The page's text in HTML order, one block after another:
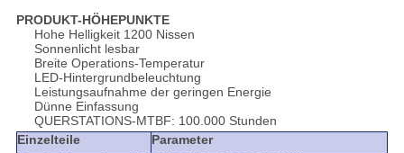
PRODUKT-HÖHEPUNKTE
Hohe Helligkeit 1200 Nissen
Sonnenlicht lesbar
Breite Operations-Temperatur
LED-Hintergrundbeleuchtung
Leistungsaufnahme der geringen Energie
Dünne Einfassung
QUERSTATIONS-MTBF: 100.000 Stunden
Einzelteile
Parameter